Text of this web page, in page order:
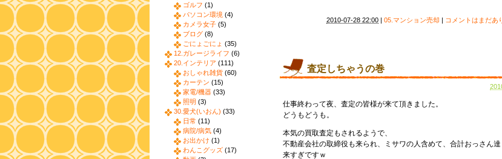
2010-07-28 22:00 | 05.マンション売却 | コメントはまだあ
査定しちゃうの巻
仕事終わって夜、査定の皆様が来て頂きました。
どうもどうも。
本気の買取査定もされるようで、
不動産会社の取締役も来られ、ミサワの人含めて、合計おっさん達
来すぎですｗ
ゴルフ (1)
パソコン環境 (4)
カメラ女子 (5)
ブログ (8)
ごにょごにょ (35)
12.ガレージライフ (6)
20.インテリア (111)
おしゃれ雑貨 (60)
カーテン (15)
家電/機器 (33)
照明 (3)
30.愛犬(いおん) (33)
日常 (11)
病院/病気 (4)
お出かけ (1)
わんこグッズ (17)